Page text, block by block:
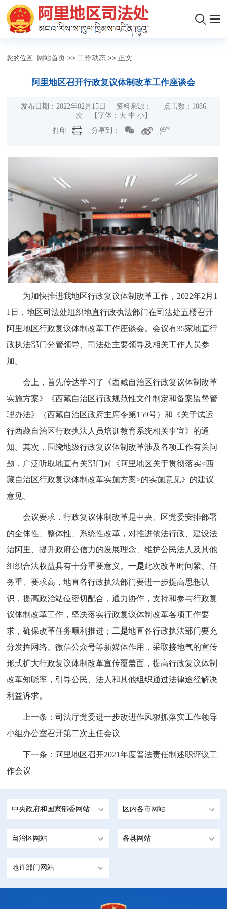
您的位置: 网站首页 >> 工作动态 >> 正文
阿里地区召开行政复议体制改革工作座谈会
发布日期：2022年02月15日 资料来源： 点击数： 1086
次
【字体： 大 中 小】
打印
分享到：
为加快推进我地区行政复议体制改革工作，2022年2月1
1日，地区司法处组织地直行政执法部门在司法处五楼召开
阿里地区行政复议体制改革工作座谈会。会议有35家地直行
政执法部门分管领导、司法处主要领导及相关工作人员参
加。
会上，首先传达学习了《西藏自治区行政复议体制改革
实施方案》《西藏自治区行政规范性文件制定和备案监督管
理办法》（西藏自治区政府主席令第159号）和《关于试运
行西藏自治区行政执法人员培训教育系统相关事宜》的通
知。其次，围绕地级行政复议体制改革涉及各项工作有关问
题，广泛听取地直有关部门对《阿里地区关于贯彻落实<西
藏自治区行政复议体制改革实施方案>的实施意见》的建议
意见。
会议要求，行政复议体制改革是中央、区党委安排部署
的全体性、整体性、系统性改革，对推进依法行政、建设法
治阿里、提升政府公信力的发展理念、维护公民法人及其他
组织合法权益具有十分重要意义。一是此次改革时间紧、任
务重、要求高，地直各行政执法部门要进一步提高思想认
识，提高政治站位密切配合，通力协作，支持和参与行政复
议体制改革工作，坚决落实行政复议体制改革各项工作要
求，确保改革任务顺利推进；二是地直各行政执法部门要充
分发挥网络、微信公众号等新媒体作用，采取接地气的宣传
形式扩大行政复议体制改革宣传覆盖面，提高行政复议体制
改革知晓率，引导公民、法人和其他组织通过法律途径解决
利益诉求。
上一条：司法厅党委进一步改进作风狠抓落实工作领导
小组办公室召开第二次主任会议
下一条： 阿里地区召开2021年度普法责任制述职评议工
作会议
中央政府和国家部委网站 区内各市网站
自治区网站 各县网站
地直部门网站